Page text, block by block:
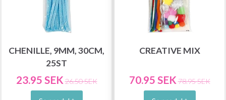
CHENILLE, 9MM, 30CM,
25ST
23.95 SEK 26.50 SEK
CREATIVE MIX
70.95 SEK 78.95 SEK